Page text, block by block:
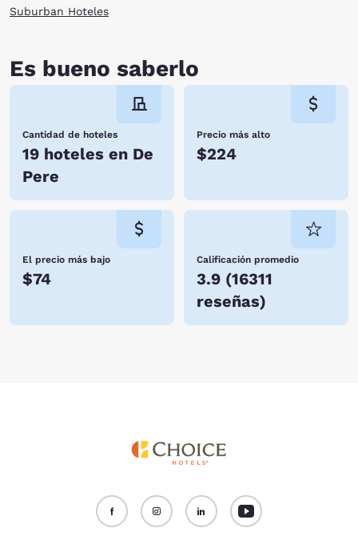
Suburban Hoteles
Es bueno saberlo
Cantidad de hoteles
19 hoteles en De
Pere
Precio más alto
$224
El precio más bajo
$74
Calificación promedio
3.9 (16311
reseñas)